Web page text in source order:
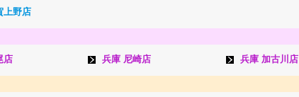
上野店
店 兵庫 尼崎店 兵庫 加古川店